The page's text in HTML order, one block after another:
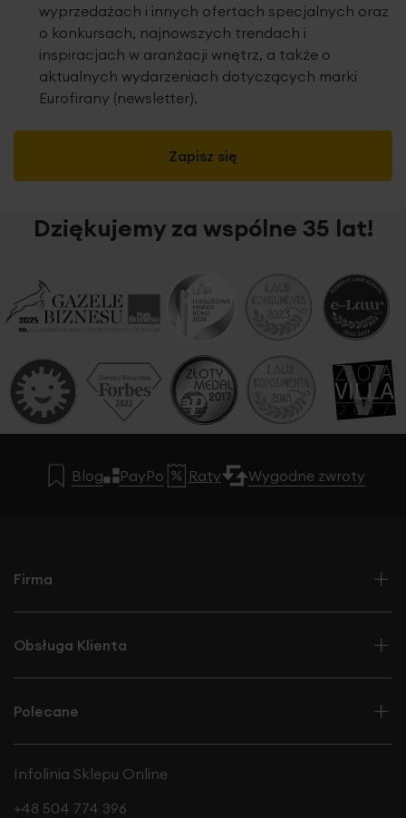
Zapisz się
wyprzedażach i innych ofertach specjalnych oraz
o konkursach, najnowszych trendach i
inspiracjach w aranżacji wnętrz, a także o
aktualnych wydarzeniach dotyczących marki
Eurofirany (newsletter).
Dziękujemy za wspólne 35 lat!
Blog PayPo Raty Wygodne zwroty
Firma
Obsługa Klienta
Polecane
Infolinia Sklepu Online
+48 504 774 396